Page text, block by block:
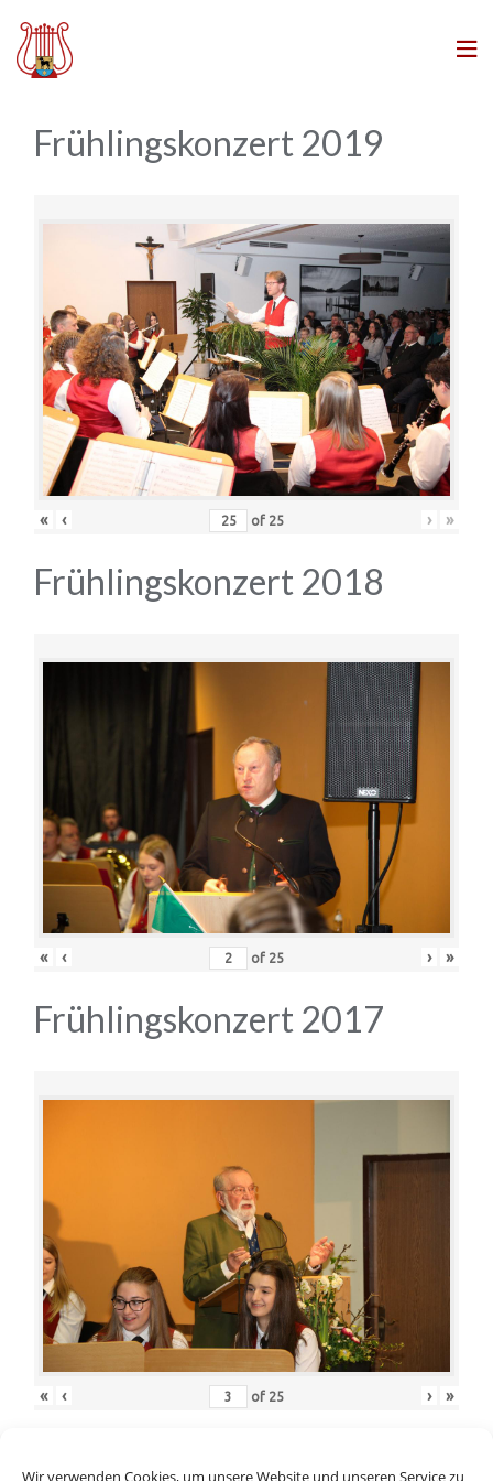
Wir verwenden Cookies, um unsere Website und unseren Service zu
content
Frühlingskonzert 2019
« ‹ of 25 › »
Frühlingskonzert 2018
« ‹ of 25 › »
Frühlingskonzert 2017
« ‹ of 25 › »